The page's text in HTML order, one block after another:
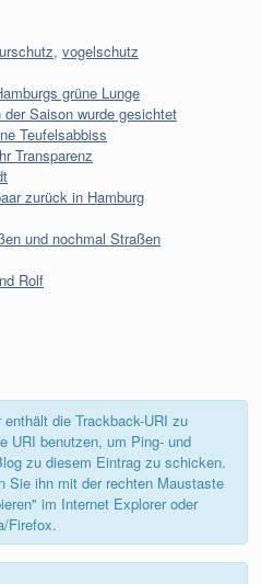
, vogelschutz
grüne Lunge
Saison wurde gesichtet
Teufelsabbiss
Transparenz
zurück in Hamburg
und nochmal Straßen
Rolf
die Trackback-URI zu
URI benutzen, um Ping- und
zu diesem Eintrag zu schicken.
Sie ihn mit der rechten Maustaste
im Internet Explorer oder
Firefox.